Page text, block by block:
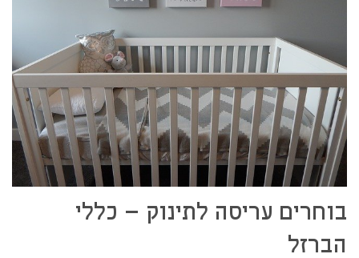
בוחרים עריסה לתינוק – כללי
הברזל